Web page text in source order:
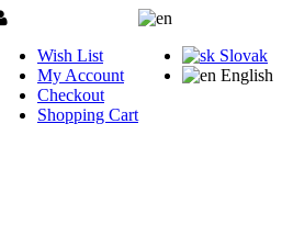
Slovak
English
Wish List
My Account
Checkout
Shopping Cart